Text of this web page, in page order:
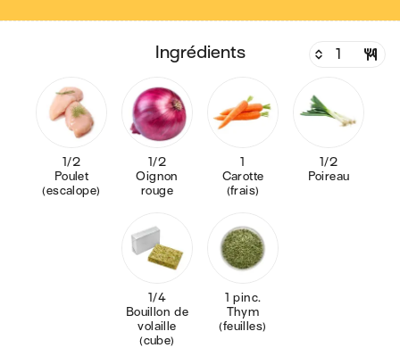
ingrédients
1/2
Poulet
(escalope)
1/2
Oignon
rouge
1
Carotte
(frais)
1/2
Poireau
1/4
Bouillon de
volaille
(cube)
1 pinc.
Thym
(feuilles)